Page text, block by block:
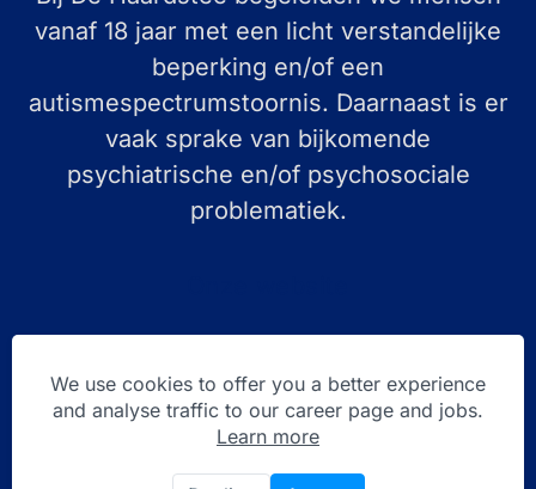
vanaf 18 jaar met een licht verstandelijke
beperking en/of een
autismespectrumstoornis. Daarnaast is er
vaak sprake van bijkomende
psychiatrische en/of psychosociale
problematiek.
We use cookies to offer you a better experience
and analyse traffic to our career page and jobs.
Learn more